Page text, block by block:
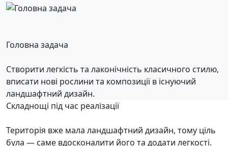
Головна задача
Створити легкість та лаконічність класичного стилю,
вписати нові рослини та композиції в існуючий
ландшафтний дизайн.
Складнощі під час реалізації
Територія вже мала ландшафтний дизайн, тому ціль
була — саме вдосконалити його та додати легкості.